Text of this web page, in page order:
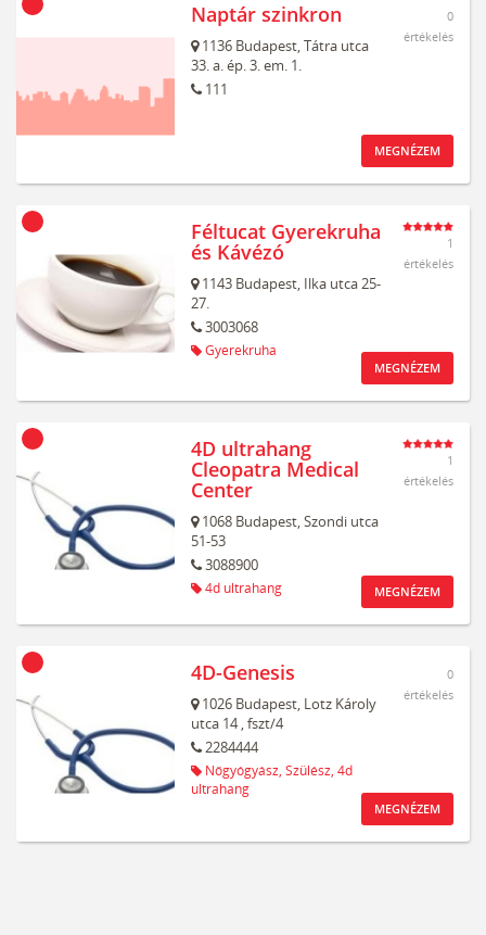
Naptár szinkron
1136 Budapest,Tátra utca
33. a. ép. 3. em. 1.
111
0
értékelés
MEGNÉZEM
Féltucat Gyerekruha
és Kávézó
1143 Budapest, Ilka utca 25-
27.
3003068
Gyerekruha
1
értékelés
MEGNÉZEM
4D ultrahang
Cleopatra Medical
Center
1068 Budapest,Szondi utca
51-53
3088900
4d ultrahang
1
értékelés
MEGNÉZEM
4D-Genesis
1026 Budapest, Lotz Károly
utca 14, fszt/4
2284444
Nőgyógyász, Szülész, 4d
ultrahang
0
értékelés
MEGNÉZEM